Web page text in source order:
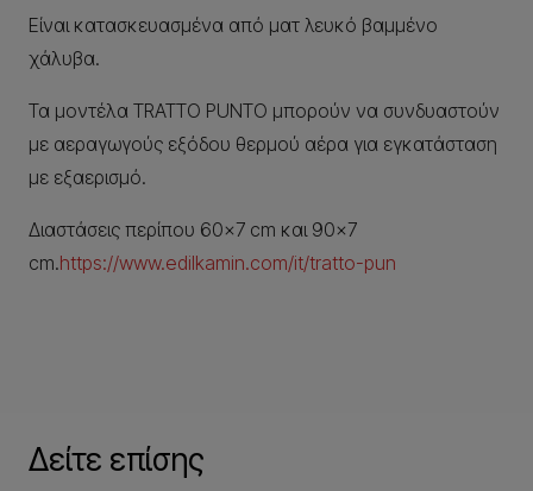
Είναι κατασκευασμένα από ματ λευκό βαμμένο
χάλυβα.
Τα μοντέλα TRATTO PUNTO μπορούν να συνδυαστούν
με αεραγωγούς εξόδου θερμού αέρα για εγκατάσταση
με εξαερισμό.
Διαστάσεις περίπου 60×7 cm και 90×7
cm.https://www.edilkamin.com/it/tratto-pun
Δείτε επίσης